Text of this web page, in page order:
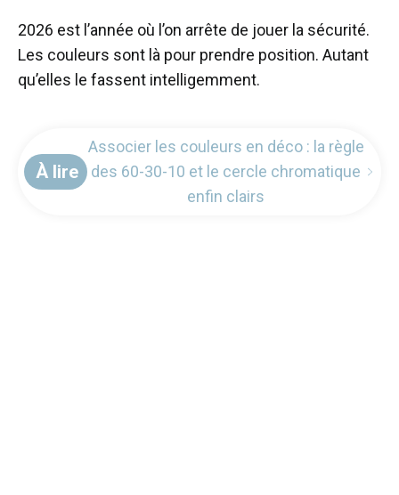
2026 est l’année où l’on arrête de jouer la sécurité.
Les couleurs sont là pour prendre position. Autant
qu’elles le fassent intelligemment.
À lire
Associer les couleurs en déco : la règle
des 60-30-10 et le cercle chromatique
enfin clairs